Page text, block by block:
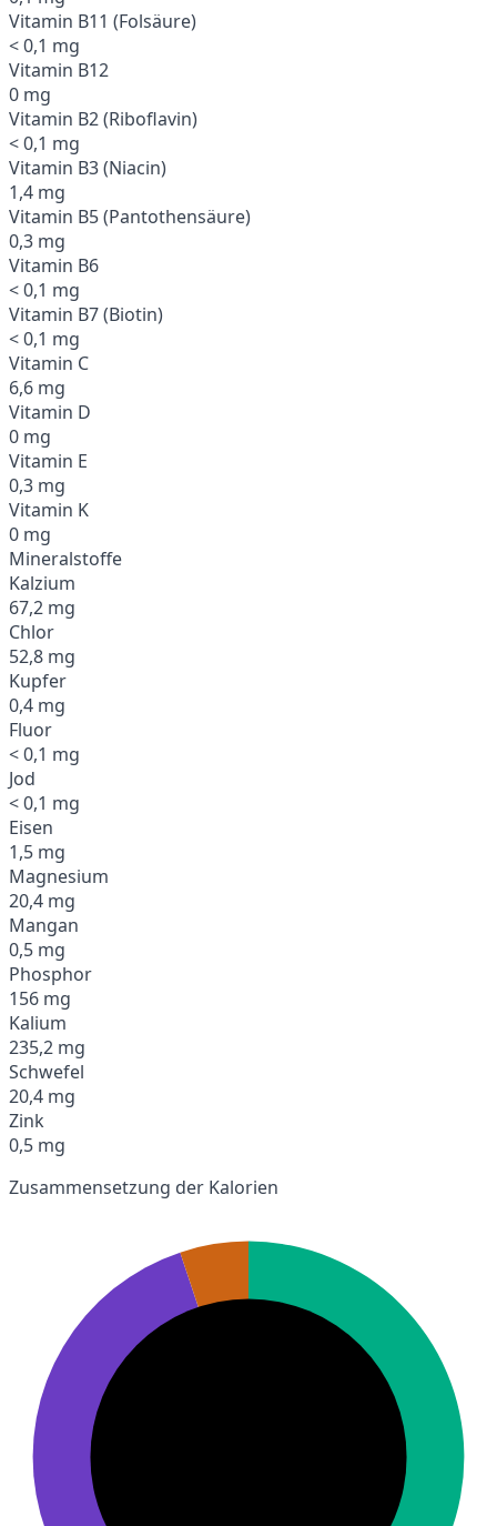
Vitamin B11 (Folsäure)
< 0,1 mg
Vitamin B12
0 mg
Vitamin B2 (Riboflavin)
< 0,1 mg
Vitamin B3 (Niacin)
1,4 mg
Vitamin B5 (Pantothensäure)
0,3 mg
Vitamin B6
< 0,1 mg
Vitamin B7 (Biotin)
< 0,1 mg
Vitamin C
6,6 mg
Vitamin D
0 mg
Vitamin E
0,3 mg
Vitamin K
0 mg
Mineralstoffe
Kalzium
67,2 mg
Chlor
52,8 mg
Kupfer
0,4 mg
Fluor
< 0,1 mg
Jod
< 0,1 mg
Eisen
1,5 mg
Magnesium
20,4 mg
Mangan
0,5 mg
Phosphor
156 mg
Kalium
235,2 mg
Schwefel
20,4 mg
Zink
0,5 mg
Zusammensetzung der Kalorien